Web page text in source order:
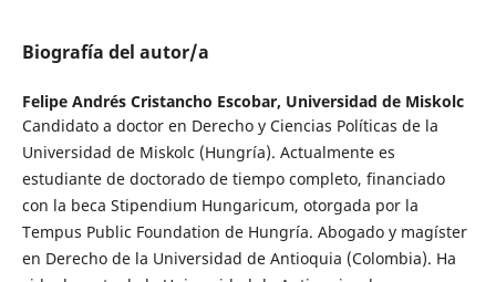
Biografía del autor/a
Felipe Andrés Cristancho Escobar, Universidad de Miskolc
Candidato a doctor en Derecho y Ciencias Políticas de la
Universidad de Miskolc (Hungría). Actualmente es
estudiante de doctorado de tiempo completo, financiado
con la beca Stipendium Hungaricum, otorgada por la
Tempus Public Foundation de Hungría. Abogado y magíster
en Derecho de la Universidad de Antioquia (Colombia). Ha